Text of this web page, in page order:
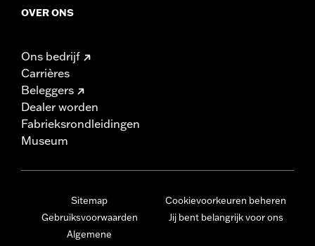
OVER ONS
Ons bedrijf
Carrières
Beleggers
Dealer worden
Fabrieksrondleidingen
Museum
Sitemap
Gebruiksvoorwaarden
Algemene
Cookievoorkeuren beheren
Jij bent belangrijk voor ons